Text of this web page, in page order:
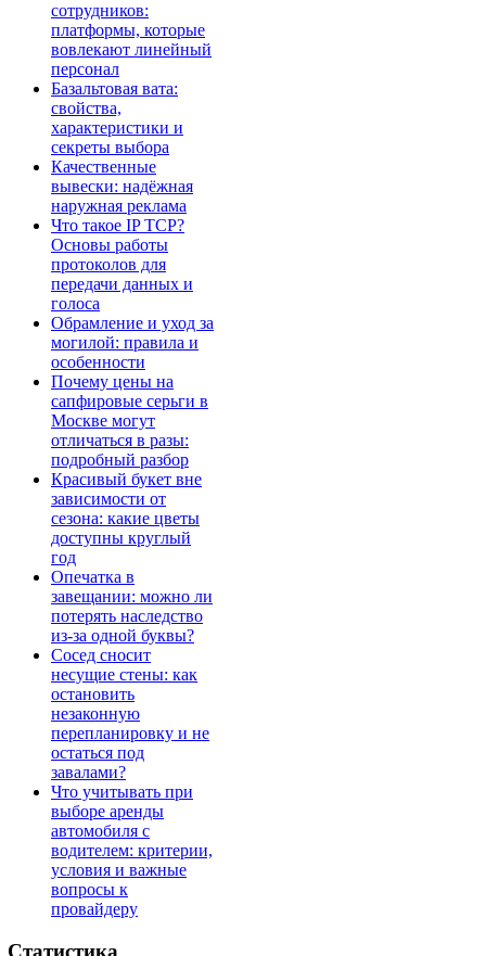
сотрудников:
платформы, которые
вовлекают линейный
персонал
Базальтовая вата:
свойства,
характеристики и
секреты выбора
Качественные
вывески: надёжная
наружная реклама
Что такое IP TCP?
Основы работы
протоколов для
передачи данных и
голоса
Обрамление и уход за
могилой: правила и
особенности
Почему цены на
сапфировые серьги в
Москве могут
отличаться в разы:
подробный разбор
Красивый букет вне
зависимости от
сезона: какие цветы
доступны круглый
год
Опечатка в
завещании: можно ли
потерять наследство
из-за одной буквы?
Сосед сносит
несущие стены: как
остановить
незаконную
перепланировку и не
остаться под
завалами?
Что учитывать при
выборе аренды
автомобиля с
водителем: критерии,
условия и важные
вопросы к
провайдеру
Статистика